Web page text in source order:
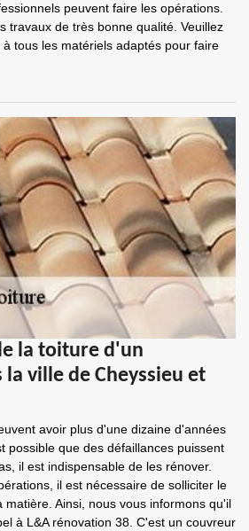
peuvent faire les opérations.
travaux de très bonne qualité. Veuillez
tous les matériels adaptés pour faire
la toiture d'un
ville de Cheyssieu et
avoir plus d'une dizaine d'années
possible que des défaillances puissent
il est indispensable de les rénover.
il est nécessaire de solliciter le
Ainsi, nous vous informons qu'il
à L&A rénovation 38. C'est un couvreur